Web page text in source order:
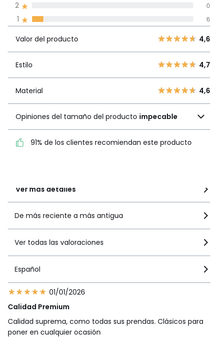
4
Valor del
4,7
4,6
del producto
impecable
Ver más detalles
1 6
2 0
Valor del producto 4,6
Estilo 4,7
Material 4,6
Opiniones del tamaño del producto impecable
91% de los clientes recomiendan este producto
De más reciente a más antigua
Ver todas las valoraciones
Español
01/01/2026
Calidad Premium
Calidad suprema, como todas sus prendas. Clásicos para
poner en cualquier ocasión